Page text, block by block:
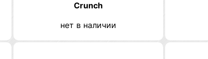
Crunch
нет в наличии